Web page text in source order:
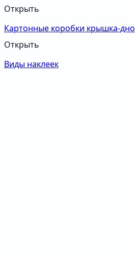
Открыть
Картонные коробки крышка-дно
Открыть
Виды наклеек